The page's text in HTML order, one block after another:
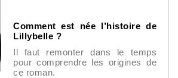
Comment est née l’histoire de
Lillybelle ?
Il faut remonter dans le temps
pour comprendre les origines de
ce roman.